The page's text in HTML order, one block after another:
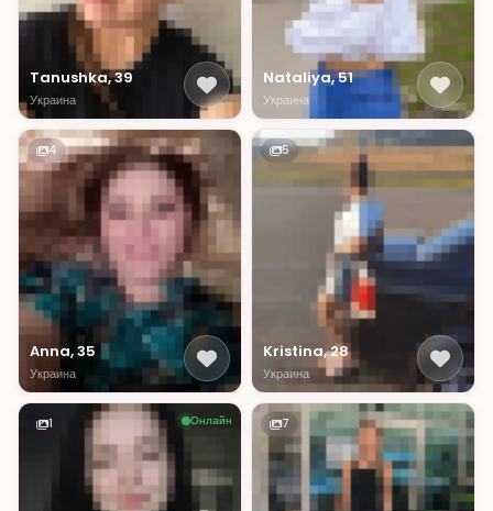
Tanushka, 39
Украина
Nataliya, 51
Украина
4
Anna, 35
Украина
5
Kristina, 28
Украина
1 Онлайн 7